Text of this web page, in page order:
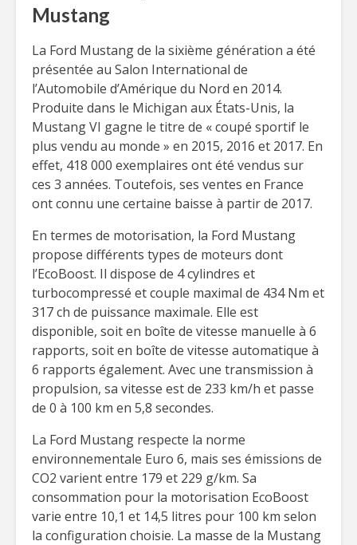
Mustang
La Ford Mustang de la sixième génération a été
présentée au Salon International de
l’Automobile d’Amérique du Nord en 2014.
Produite dans le Michigan aux États-Unis, la
Mustang VI gagne le titre de « coupé sportif le
plus vendu au monde » en 2015, 2016 et 2017. En
effet, 418 000 exemplaires ont été vendus sur
ces 3 années. Toutefois, ses ventes en France
ont connu une certaine baisse à partir de 2017.
En termes de motorisation, la Ford Mustang
propose différents types de moteurs dont
l’EcoBoost. Il dispose de 4 cylindres et
turbocompressé et couple maximal de 434 Nm et
317 ch de puissance maximale. Elle est
disponible, soit en boîte de vitesse manuelle à 6
rapports, soit en boîte de vitesse automatique à
6 rapports également. Avec une transmission à
propulsion, sa vitesse est de 233 km/h et passe
de 0 à 100 km en 5,8 secondes.
La Ford Mustang respecte la norme
environnementale Euro 6, mais ses émissions de
CO2 varient entre 179 et 229 g/km. Sa
consommation pour la motorisation EcoBoost
varie entre 10,1 et 14,5 litres pour 100 km selon
la configuration choisie. La masse de la Mustang